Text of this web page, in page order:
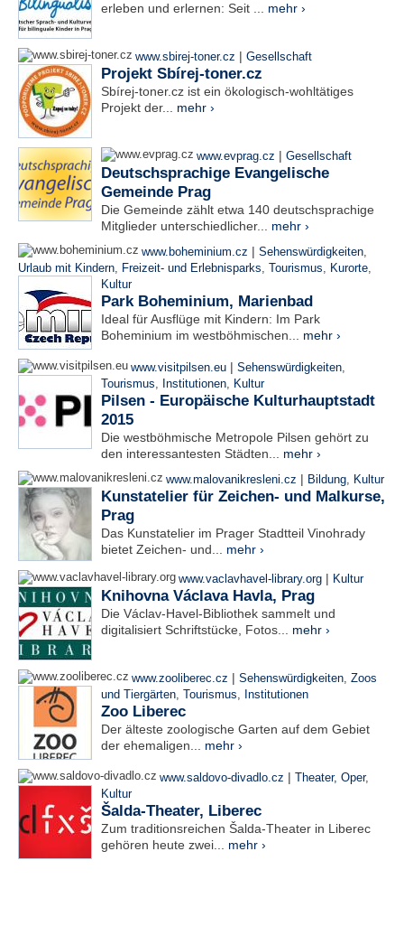
erleben und erlernen: Seit ... mehr ›
www.sbirej-toner.cz | Gesellschaft
Projekt Sbírej-toner.cz
Sbírej-toner.cz ist ein ökologisch-wohltätiges
Projekt der... mehr ›
www.evprag.cz | Gesellschaft
Deutschsprachige Evangelische
Gemeinde Prag
Die Gemeinde zählt etwa 140 deutschsprachige
Mitglieder unterschiedlicher... mehr ›
www.boheminium.cz | Sehenswürdigkeiten,
Urlaub mit Kindern, Freizeit- und Erlebnisparks, Tourismus, Kurorte,
Kultur
Park Boheminium, Marienbad
Ideal für Ausflüge mit Kindern: Im Park
Boheminium im westböhmischen... mehr ›
www.visitpilsen.eu | Sehenswürdigkeiten,
Tourismus, Institutionen, Kultur
Pilsen - Europäische Kulturhauptstadt
2015
Die westböhmische Metropole Pilsen gehört zu
den interessantesten Städten... mehr ›
www.malovanikresleni.cz | Bildung, Kultur
Kunstatelier für Zeichen- und Malkurse,
Prag
Das Kunstatelier im Prager Stadtteil Vinohrady
bietet Zeichen- und... mehr ›
www.vaclavhavel-library.org | Kultur
Knihovna Václava Havla, Prag
Die Václav-Havel-Bibliothek sammelt und
digitalisiert Schriftstücke, Fotos... mehr ›
www.zooliberec.cz | Sehenswürdigkeiten, Zoos
und Tiergärten, Tourismus, Institutionen
Zoo Liberec
Der älteste zoologische Garten auf dem Gebiet
der ehemaligen... mehr ›
www.saldovo-divadlo.cz | Theater, Oper,
Kultur
Šalda-Theater, Liberec
Zum traditionsreichen Šalda-Theater in Liberec
gehören heute zwei... mehr ›